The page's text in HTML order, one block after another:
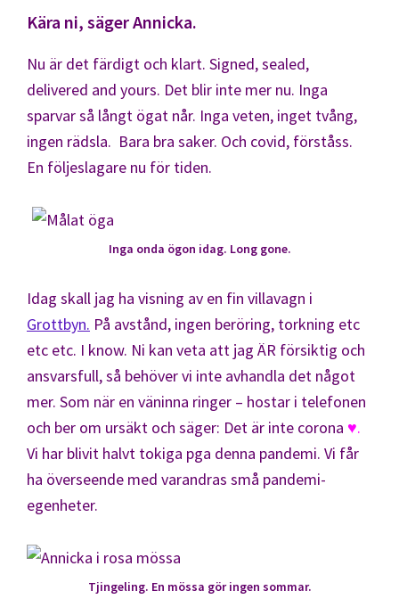
Kära ni, säger Annicka.
Nu är det färdigt och klart. Signed, sealed,
delivered and yours. Det blir inte mer nu. Inga
sparvar så långt ögat når. Inga veten, inget tvång,
ingen rädsla. Bara bra saker. Och covid, förståss.
En följeslagare nu för tiden.
Inga onda ögon idag. Long gone.
Idag skall jag ha visning av en fin villavagn i
Grottbyn. På avstånd, ingen beröring, torkning etc
etc etc. I know. Ni kan veta att jag ÄR försiktig och
ansvarsfull, så behöver vi inte avhandla det något
mer. Som när en väninna ringer – hostar i telefonen
och ber om ursäkt och säger: Det är inte corona ♥.
Vi har blivit halvt tokiga pga denna pandemi. Vi får
ha överseende med varandras små pandemi-
egenheter.
Tjingeling. En mössa gör ingen sommar.